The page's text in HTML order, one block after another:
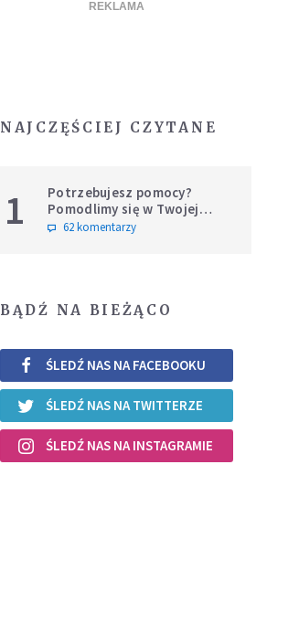
NAJCZĘŚCIEJ CZYTANE
1
Potrzebujesz pomocy?
Pomodlimy się w Twojej
intencji
62 komentarzy
BĄDŹ NA BIEŻĄCO
ŚLEDŹ NAS NA FACEBOOKU
ŚLEDŹ NAS NA TWITTERZE
ŚLEDŹ NAS NA INSTAGRAMIE